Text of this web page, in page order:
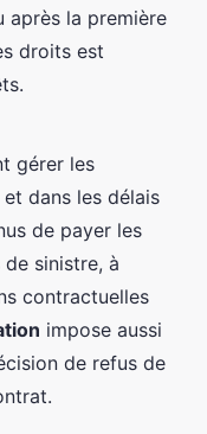
après la première
droits est
gérer les
dans les délais
de payer les
sinistre, à
contractuelles
impose aussi
de refus de